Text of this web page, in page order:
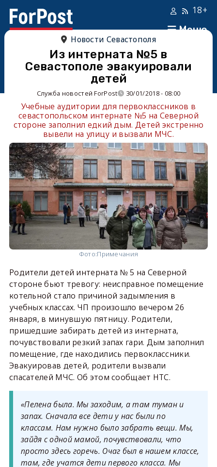
Меню
18+
Новости Севастополя
Из интерната №5 в
Севастополе эвакуировали
детей
Служба новостей ForPost 30/01/2018 - 08:00
Учебные аудитории для первоклассников в
севастопольском интернате №5 на Северной
стороне заполнил едкий дым. Детей экстренно
вывели на улицу и вызвали МЧС.
Фото:Примечания
Родители детей интерната № 5 на Северной
стороне бьют тревогу: неисправное помещение
котельной стало причиной задымления в
учебных классах. ЧП произошло вечером 26
января, в минувшую пятницу. Родители,
пришедшие забирать детей из интерната,
почувствовали резкий запах гари. Дым заполнил
помещение, где находились первоклассники.
Эвакуировав детей, родители вызвали
спасателей МЧС. Об этом сообщает НТС.
«Пелена была. Мы заходим, а там туман и
запах. Сначала все дети у нас были по
классам. Нам нужно было забрать вещи. Мы,
зайдя с одной мамой, почувствовали, что
просто здесь горечь. Очаг был в нашем классе,
там, где учатся дети первого класса. Мы